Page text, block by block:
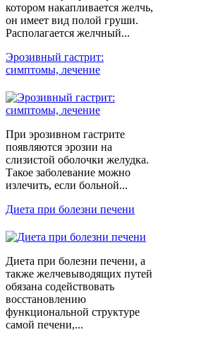
котором накапливается желчь,
он имеет вид полой груши.
Располагается желчный...
Эрозивный гастрит:
симптомы, лечение
При эрозивном гастрите
появляются эрозии на
слизистой оболочки желудка.
Такое заболевание можно
излечить, если больной...
Диета при болезни печени
Диета при болезни печени, а
также желчевыводящих путей
обязана содействовать
восстановлению
функциональной структуре
самой печени,...